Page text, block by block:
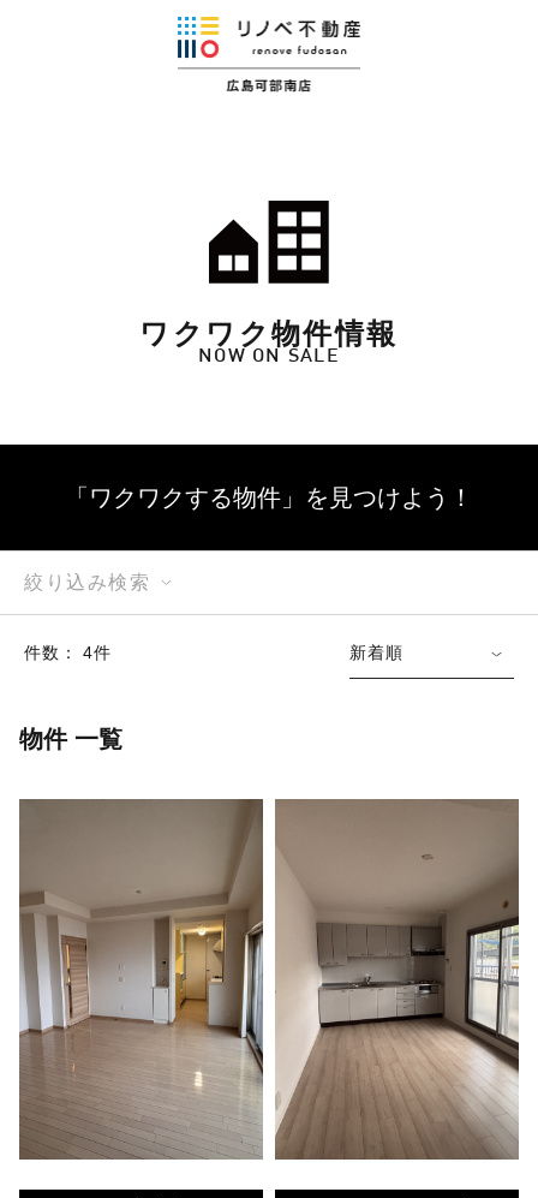
ワクワク物件情報
NOW ON SALE
「ワクワクする物件」を 見つけよう！
絞り込み検索
件数： 4件 新着順
物件 一覧